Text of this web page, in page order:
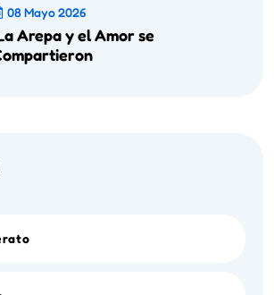
08 Mayo 2026
Arepa y el Amor se